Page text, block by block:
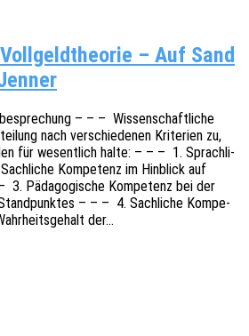
– Auf Sand
– – – Wissen­schaft­li­che
nach verschie­de­nen Krite­ri­en zu,
für wesent­lich halte: – – – 1. Sprach­li­
Kompe­tenz im Hinblick auf
3. Pädago­gi­sche Kompe­tenz bei der
– – – 4. Sach­li­che Kompe­
der…